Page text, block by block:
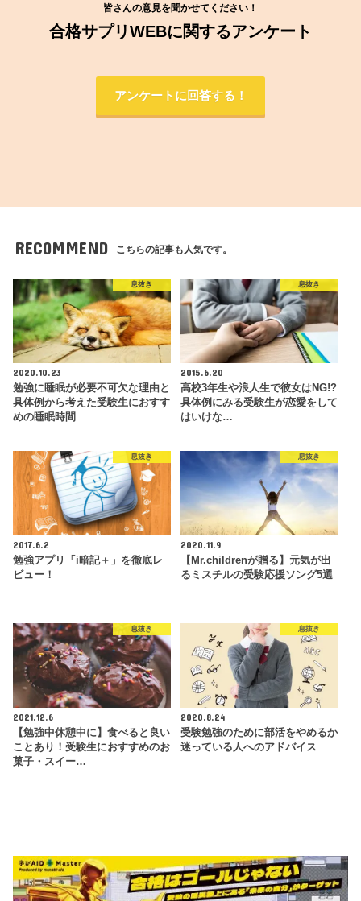
皆さんの意見を聞かせてください！
合格サプリWEBに関するアンケート
アンケートに回答する！
RECOMMEND こちらの記事も人気です。
息抜き
2020.10.23
勉強に睡眠が必要不可欠な理由と
具体例から考えた受験生におすす
めの睡眠時間
息抜き
2015.6.20
高校3年生や浪人生で彼女はNG!?
具体例にみる受験生が恋愛をして
はいけな…
息抜き
2017.6.2
勉強アプリ「i暗記＋」を徹底レ
ビュー！
息抜き
2020.11.9
【Mr.childrenが贈る】元気が出
るミスチルの受験応援ソング5選
息抜き
2021.12.6
【勉強中休憩中に】食べると良い
ことあり！受験生におすすめのお
菓子・スイー…
息抜き
2020.8.24
受験勉強のために部活をやめるか
迷っている人へのアドバイス